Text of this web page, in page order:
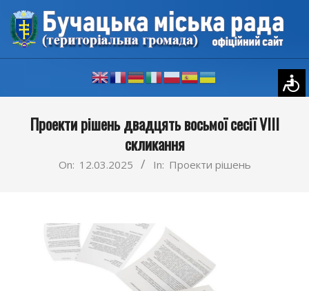
Skip
content
NavigationПроекти рішень двадцять восьмої сесії VIII
скликання
On: 12.03.2025 In: Проекти рішень